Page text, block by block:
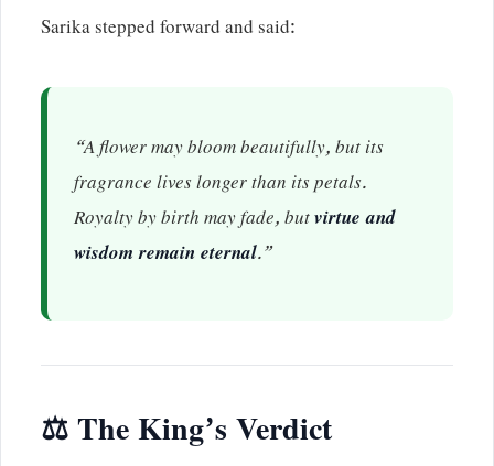
Sarika stepped forward and said:
“A flower may bloom beautifully, but its
fragrance lives longer than its petals.
Royalty by birth may fade, butvirtue and
wisdom remain eternal.”
⚖️ The King’s Verdict